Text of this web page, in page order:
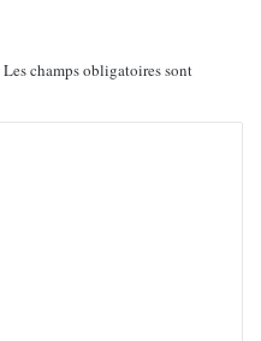
Les champs obligatoires sont